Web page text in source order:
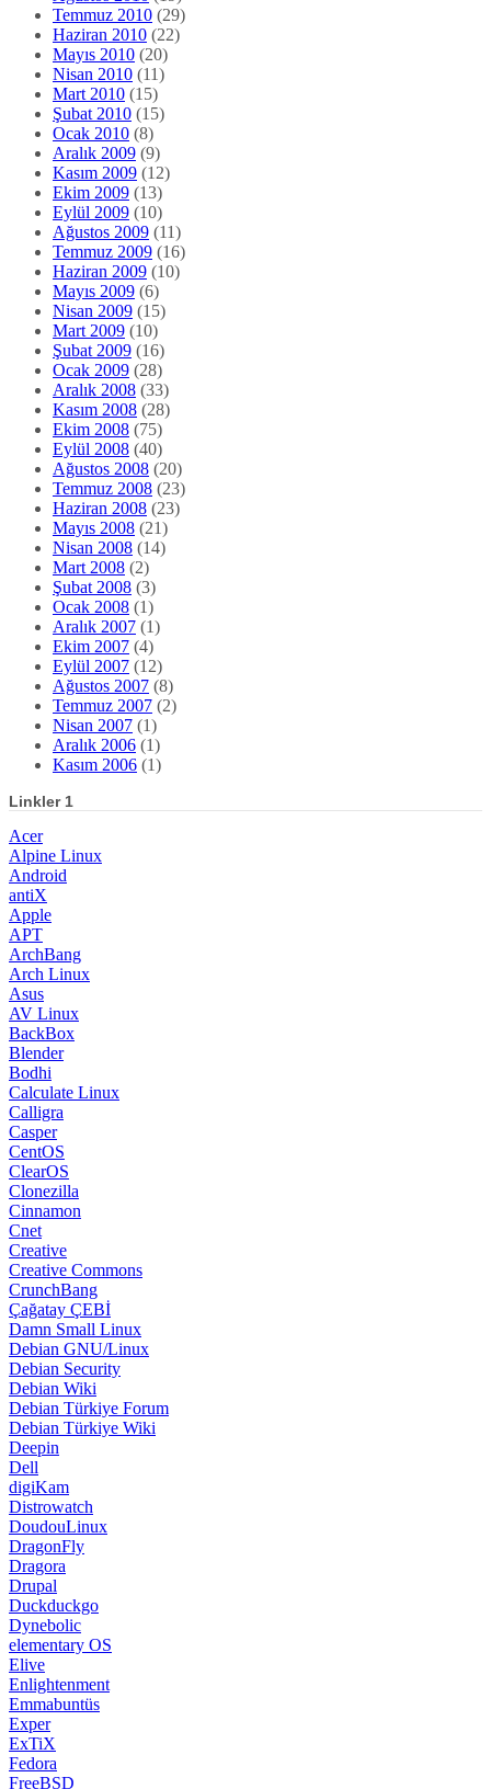
Temmuz 2010 (29)
Haziran 2010 (22)
Mayıs 2010 (20)
Nisan 2010 (11)
Mart 2010 (15)
Şubat 2010 (15)
Ocak 2010 (8)
Aralık 2009 (9)
Kasım 2009 (12)
Ekim 2009 (13)
Eylül 2009 (10)
Ağustos 2009 (11)
Temmuz 2009 (16)
Haziran 2009 (10)
Mayıs 2009 (6)
Nisan 2009 (15)
Mart 2009 (10)
Şubat 2009 (16)
Ocak 2009 (28)
Aralık 2008 (33)
Kasım 2008 (28)
Ekim 2008 (75)
Eylül 2008 (40)
Ağustos 2008 (20)
Temmuz 2008 (23)
Haziran 2008 (23)
Mayıs 2008 (21)
Nisan 2008 (14)
Mart 2008 (2)
Şubat 2008 (3)
Ocak 2008 (1)
Aralık 2007 (1)
Ekim 2007 (4)
Eylül 2007 (12)
Ağustos 2007 (8)
Temmuz 2007 (2)
Nisan 2007 (1)
Aralık 2006 (1)
Kasım 2006 (1)
Linkler 1
Acer
Alpine Linux
Android
antiX
Apple
APT
ArchBang
Arch Linux
Asus
AV Linux
BackBox
Blender
Bodhi
Calculate Linux
Calligra
Casper
CentOS
ClearOS
Clonezilla
Cinnamon
Cnet
Creative
Creative Commons
CrunchBang
Çağatay ÇEBİ
Damn Small Linux
Debian GNU/Linux
Debian Security
Debian Wiki
Debian Türkiye Forum
Debian Türkiye Wiki
Deepin
Dell
digiKam
Distrowatch
DoudouLinux
DragonFly
Dragora
Drupal
Duckduckgo
Dynebolic
elementary OS
Elive
Enlightenment
Emmabuntüs
Exper
ExTiX
Fedora
FreeBSD